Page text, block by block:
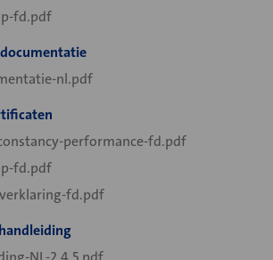
fd.pdf
nl.pdf
performance-fd.pdf
fd.pdf
fd.pdf